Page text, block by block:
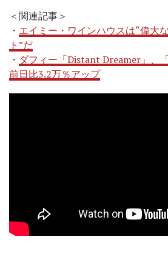
＜関連記事＞
・ エイミー・ワインハウスは“偉大
ト”だ
・ ダフィー「Distant Dreamer」、
前日比3.2万％アップ